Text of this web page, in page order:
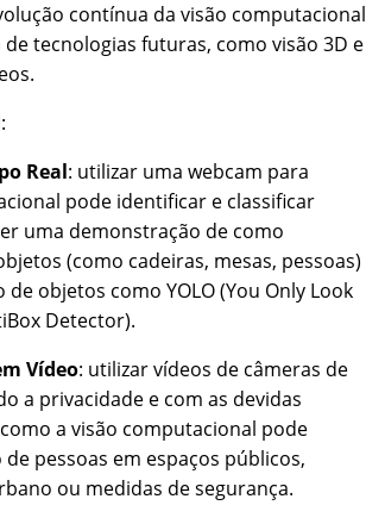
contínua da visão computacional
tecnologias futuras, como visão 3D e
Real: utilizar uma webcam para
pode identificar e classificar
uma demonstração de como
(como cadeiras, mesas, pessoas)
objetos como YOLO (You Only Look
Detector).
Vídeo: utilizar vídeos de câmeras de
a privacidade e com as devidas
a visão computacional pode
pessoas em espaços públicos,
ou medidas de segurança.